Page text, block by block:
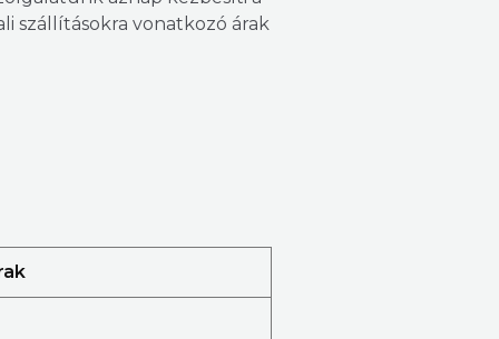
szállításokra vonatkozó árak